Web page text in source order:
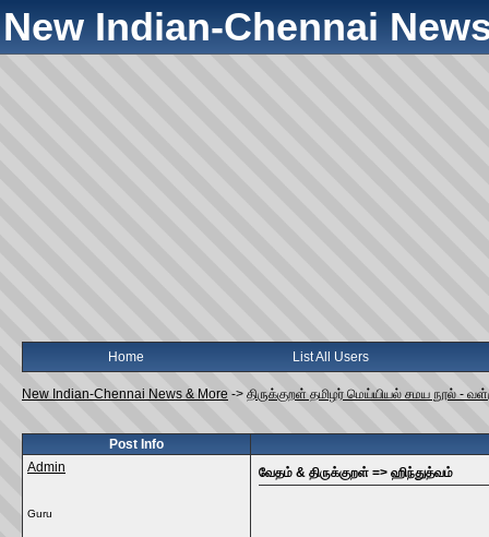
New Indian-Chennai
Home List All Users
New Indian-Chennai News & More -> திருக்குறள் தமிழர் மெய்யியல் சமய நூல் -
Post Info
Admin
Guru
வேதம் & திருக்குறள் => ஹிந்துத்வம்